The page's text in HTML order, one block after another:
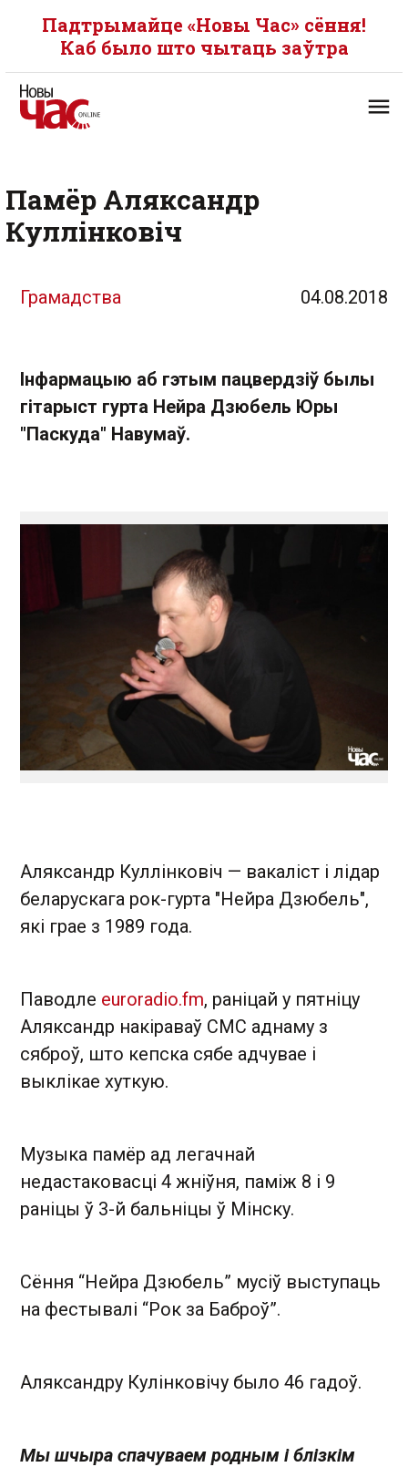
Падтрымайце «Новы Час» сёння!
Каб было што чытаць заўтра
Памёр Аляксандр
Куллінковіч
Грамадства 04.08.2018
Інфармацыю аб гэтым пацвердзіў былы
гітарыст гурта Нейра Дзюбель Юры
"Паскуда" Навумаў.
Аляксандр Куллінковіч — вакаліст і лідар
беларускага рок-гурта "Нейра Дзюбель",
які грае з 1989 года.
Паводле euroradio.fm, раніцай у пятніцу
Аляксандр накіраваў СМС аднаму з
сяброў, што кепска сябе адчувае і
выклікае хуткую.
Музыка памёр ад легачнай
недастаковасці 4 жніўня, паміж 8 і 9
раніцы ў 3-й бальніцы ў Мінску.
Сёння “Нейра Дзюбель” мусіў выступаць
на фестывалі “Рок за Баброў”.
Аляксандру Кулінковічу было 46 гадоў.
Мы шчыра спачуваем родным і блізкім